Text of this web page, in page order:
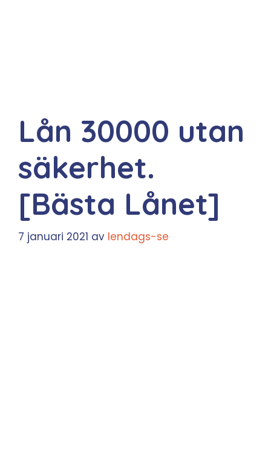
Lån 30000 utan
säkerhet.
[Bästa Lånet]
7 januari 2021 av lendags-se